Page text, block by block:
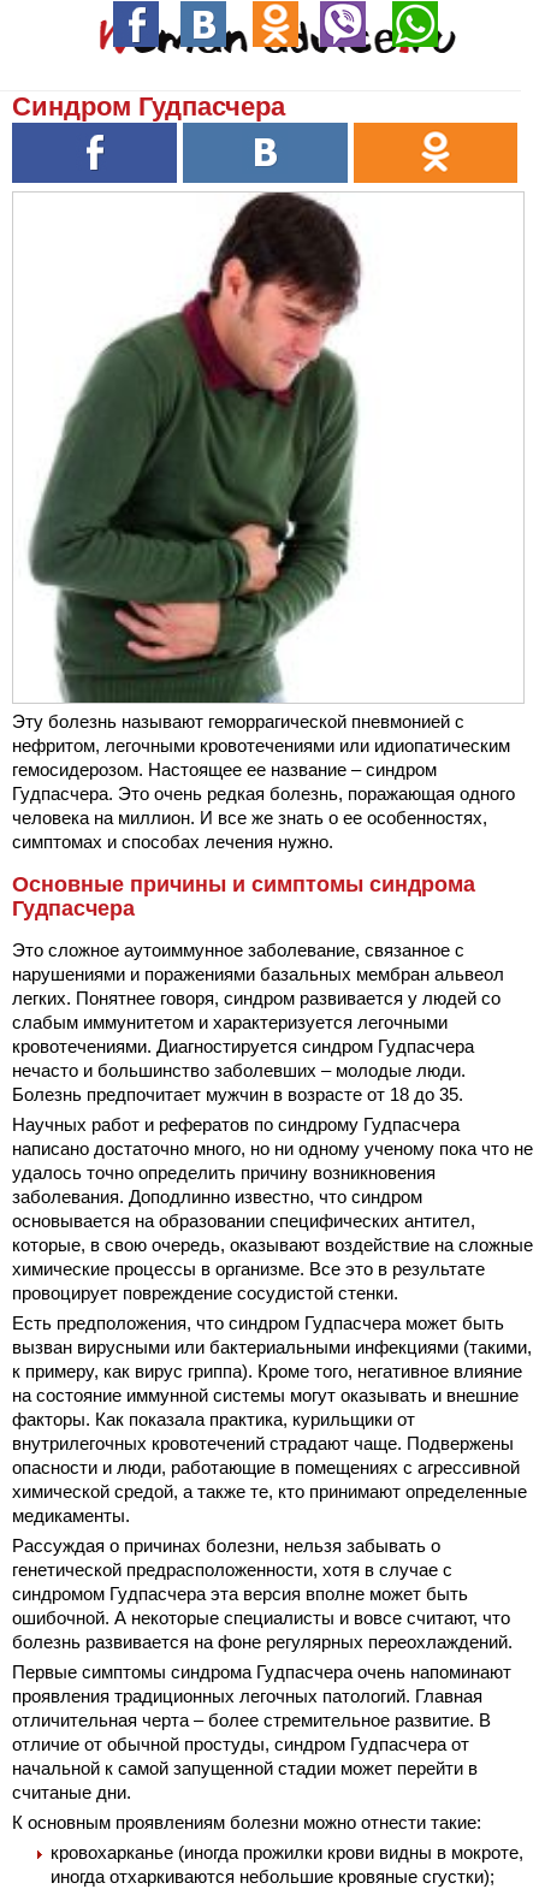
Синдром Гудпасчера
Эту болезнь называют геморрагической пневмонией с
нефритом, легочными кровотечениями или идиопатическим
гемосидерозом. Настоящее ее название – синдром
Гудпасчера. Это очень редкая болезнь, поражающая одного
человека на миллион. И все же знать о ее особенностях,
симптомах и способах лечения нужно.
Основные причины и симптомы синдрома
Гудпасчера
Это сложное аутоиммунное заболевание, связанное с
нарушениями и поражениями базальных мембран альвеол
легких. Понятнее говоря, синдром развивается у людей со
слабым иммунитетом и характеризуется легочными
кровотечениями. Диагностируется синдром Гудпасчера
нечасто и большинство заболевших – молодые люди.
Болезнь предпочитает мужчин в возрасте от 18 до 35.
Научных работ и рефератов по синдрому Гудпасчера
написано достаточно много, но ни одному ученому пока что не
удалось точно определить причину возникновения
заболевания. Доподлинно известно, что синдром
основывается на образовании специфических антител,
которые, в свою очередь, оказывают воздействие на сложные
химические процессы в организме. Все это в результате
провоцирует повреждение сосудистой стенки.
Есть предположения, что синдром Гудпасчера может быть
вызван вирусными или бактериальными инфекциями (такими,
к примеру, как вирус гриппа). Кроме того, негативное влияние
на состояние иммунной системы могут оказывать и внешние
факторы. Как показала практика, курильщики от
внутрилегочных кровотечений страдают чаще. Подвержены
опасности и люди, работающие в помещениях с агрессивной
химической средой, а также те, кто принимают определенные
медикаменты.
Рассуждая о причинах болезни, нельзя забывать о
генетической предрасположенности, хотя в случае с
синдромом Гудпасчера эта версия вполне может быть
ошибочной. А некоторые специалисты и вовсе считают, что
болезнь развивается на фоне регулярных переохлаждений.
Первые симптомы синдрома Гудпасчера очень напоминают
проявления традиционных легочных патологий. Главная
отличительная черта – более стремительное развитие. В
отличие от обычной простуды, синдром Гудпасчера от
начальной к самой запущенной стадии может перейти в
считаные дни.
К основным проявлениям болезни можно отнести такие:
кровохарканье (иногда прожилки крови видны в мокроте,
иногда отхаркиваются небольшие кровяные сгустки);